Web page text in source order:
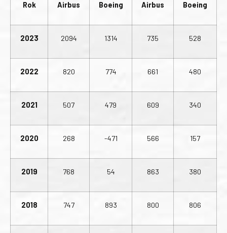
Rok Airbus Boeing Airbus Boeing
2023 2094 1314 735 528
2022 820 774 661 480
2021 507 479 609 340
2020 268 -471 566 157
2019 768 54 863 380
2018 747 893 800 806